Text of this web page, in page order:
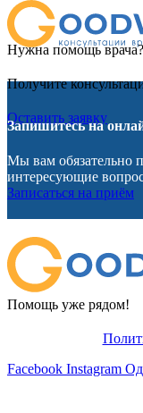
Нужна помощь врача?
Получите
Оставить заявку
Запишитесь на
Мы вам обязательно
интересующие
Записаться на приём
Помощь уже рядом!
Facebook Instagram